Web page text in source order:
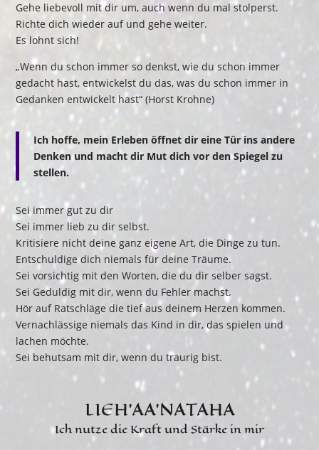
Gehe liebevoll mit dir um, auch wenn du mal stolperst.
Richte dich wieder auf und gehe weiter.
Es lohnt sich!
„Wenn du schon immer so denkst, wie du schon immer
gedacht hast, entwickelst du das, was du schon immer in
Gedanken entwickelt hast“ (Horst Krohne)
Ich hoffe, mein Erleben öffnet dir eine Tür ins andere
Denken und macht dir Mut dich vor den Spiegel zu
stellen.
Sei immer gut zu dir
Sei immer lieb zu dir selbst.
Kritisiere nicht deine ganz eigene Art, die Dinge zu tun.
Entschuldige dich niemals für deine Träume.
Sei vorsichtig mit den Worten, die du dir selber sagst.
Sei Geduldig mit dir, wenn du Fehler machst.
Hör auf Ratschläge die tief aus deinem Herzen kommen.
Vernachlässige niemals das Kind in dir, das spielen und
lachen möchte.
Sei behutsam mit dir, wenn du traurig bist.
LIEH’AA’NATAHA
Ich nutze die Kraft und Stärke in mir